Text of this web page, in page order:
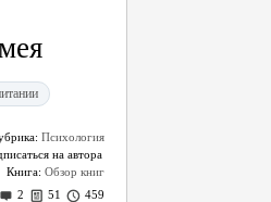
Психология
Книга: Обзор книг
2 51 459